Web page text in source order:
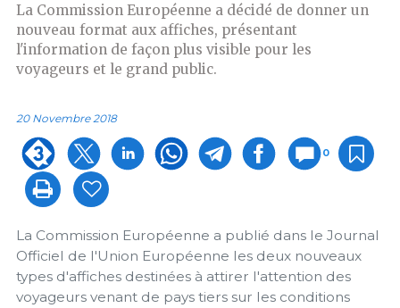
La Commission Européenne a décidé de donner un
nouveau format aux affiches, présentant
l'information de façon plus visible pour les
voyageurs et le grand public.
20 Novembre 2018
0
La Commission Européenne a publié dans le Journal
Officiel de l'Union Européenne les deux nouveaux
types d'affiches destinées à attirer l'attention des
voyageurs venant de pays tiers sur les conditions